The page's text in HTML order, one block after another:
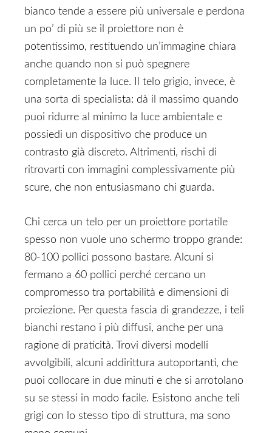
bianco tende a essere più universale e perdona
un po’ di più se il proiettore non è
potentissimo, restituendo un’immagine chiara
anche quando non si può spegnere
completamente la luce. Il telo grigio, invece, è
una sorta di specialista: dà il massimo quando
puoi ridurre al minimo la luce ambientale e
possiedi un dispositivo che produce un
contrasto già discreto. Altrimenti, rischi di
ritrovarti con immagini complessivamente più
scure, che non entusiasmano chi guarda.
Chi cerca un telo per un proiettore portatile
spesso non vuole uno schermo troppo grande:
80-100 pollici possono bastare. Alcuni si
fermano a 60 pollici perché cercano un
compromesso tra portabilità e dimensioni di
proiezione. Per questa fascia di grandezze, i teli
bianchi restano i più diffusi, anche per una
ragione di praticità. Trovi diversi modelli
avvolgibili, alcuni addirittura autoportanti, che
puoi collocare in due minuti e che si arrotolano
su se stessi in modo facile. Esistono anche teli
grigi con lo stesso tipo di struttura, ma sono